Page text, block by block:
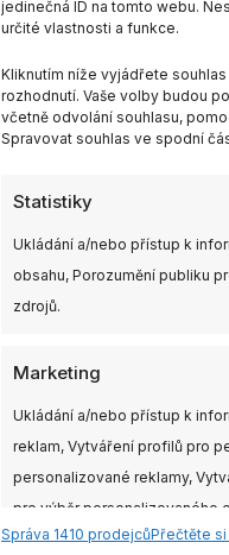
jedinečná ID na tomto webu.
určité vlastnosti a funkce.
Kliknutím níže vyjádřete
rozhodnutí. Vaše volby budou
včetně odvolání souhlasu,
Spravovat souhlas ve spodní
Statistiky
Ukládání a/nebo přístup k
obsahu, Porozumění publiku
zdrojů.
Marketing
Ukládání a/nebo přístup k
reklam, Vytváření profilů pro
personalizované reklamy,
pro výběr personalizovaného
údajů k výběru obsahu.
Správa 1410 prodejcůPřečtěte